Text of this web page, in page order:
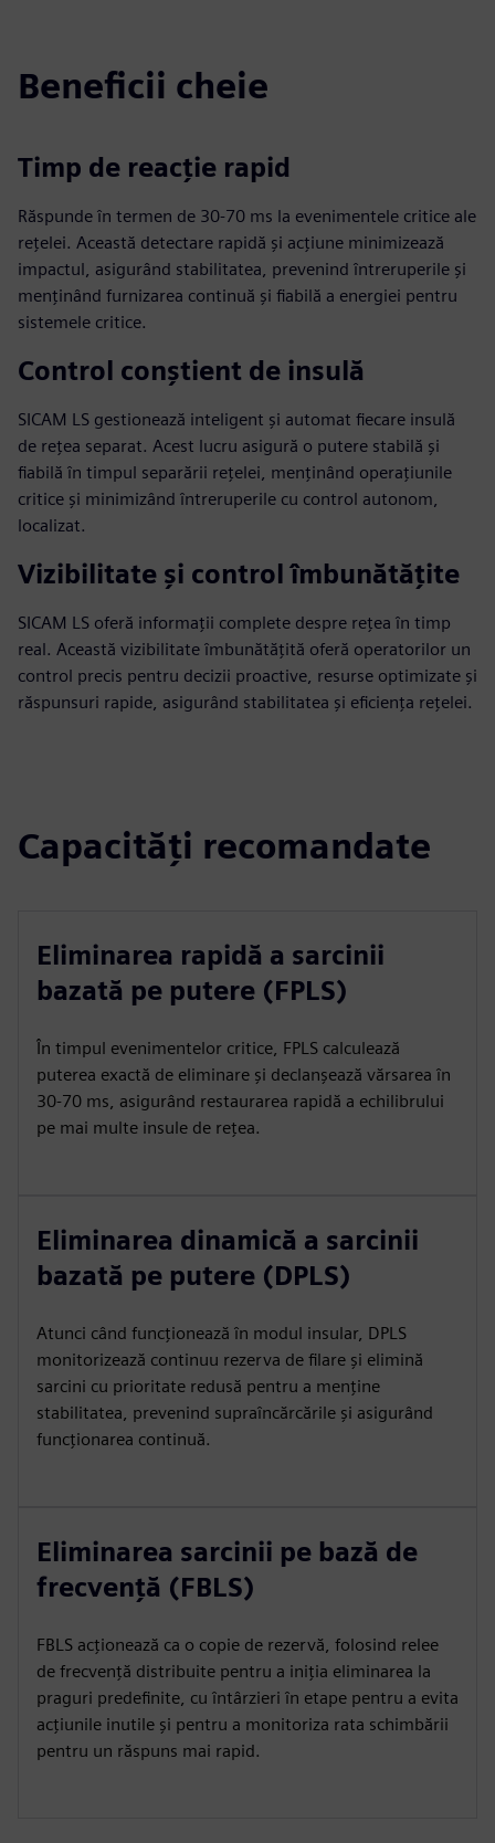
Beneficii cheie
Timp de reacție rapid
Răspunde în termen de 30-70 ms la evenimentele critice ale
rețelei. Această detectare rapidă și acțiune minimizează
impactul, asigurând stabilitatea, prevenind întreruperile și
menținând furnizarea continuă și fiabilă a energiei pentru
sistemele critice.
Control conștient de insulă
SICAM LS gestionează inteligent și automat fiecare insulă
de rețea separat. Acest lucru asigură o putere stabilă și
fiabilă în timpul separării rețelei, menținând operațiunile
critice și minimizând întreruperile cu control autonom,
localizat.
Vizibilitate și control îmbunătățite
SICAM LS oferă informații complete despre rețea în timp
real. Această vizibilitate îmbunătățită oferă operatorilor un
control precis pentru decizii proactive, resurse optimizate și
răspunsuri rapide, asigurând stabilitatea și eficiența rețelei.
Capacități recomandate
Eliminarea rapidă a sarcinii
bazată pe putere (FPLS)
În timpul evenimentelor critice, FPLS calculează
puterea exactă de eliminare și declanșează vărsarea în
30-70 ms, asigurând restaurarea rapidă a echilibrului
pe mai multe insule de rețea.
Eliminarea dinamică a sarcinii
bazată pe putere (DPLS)
Atunci când funcționează în modul insular, DPLS
monitorizează continuu rezerva de filare și elimină
sarcini cu prioritate redusă pentru a menține
stabilitatea, prevenind supraîncărcările și asigurând
funcționarea continuă.
Eliminarea sarcinii pe bază de
frecvență (FBLS)
FBLS acționează ca o copie de rezervă, folosind relee
de frecvență distribuite pentru a iniția eliminarea la
praguri predefinite, cu întârzieri în etape pentru a evita
acțiunile inutile și pentru a monitoriza rata schimbării
pentru un răspuns mai rapid.